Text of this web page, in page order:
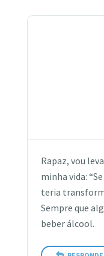
Rapaz, vou
minha vida:
teria
Sempre que
beber álcool.